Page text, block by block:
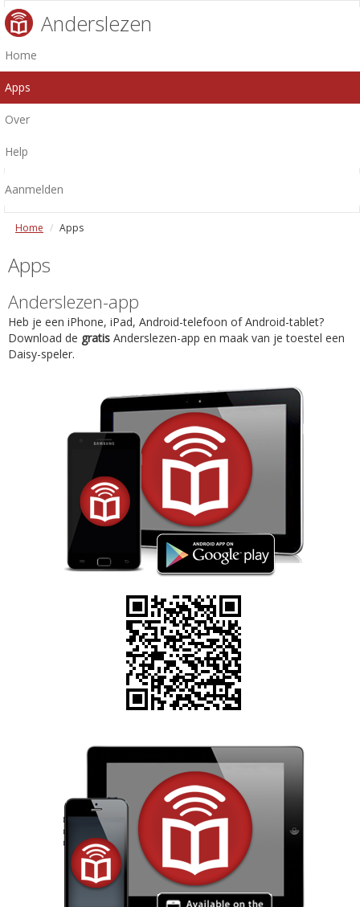
Anderslezen
Home
Apps
Over
Help
Aanmelden
Home Apps
Apps
Anderslezen-app
Heb je een iPhone, iPad, Android-telefoon of Android-tablet?
Download de gratis Anderslezen-app en maak van je toestel een
Daisy-speler.